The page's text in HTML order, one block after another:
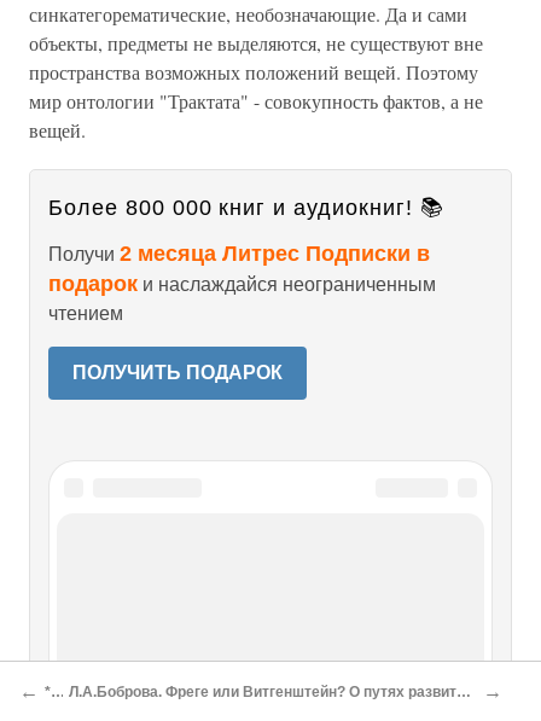
синкатегорематические, необозначающие. Да и сами
объекты, предметы не выделяются, не существуют вне
пространства возможных положений вещей. Поэтому
мир онтологии "Трактата" - совокупность фактов, а не
вещей.
Более 800 000 книг и аудиокниг! 📚
Получи 2 месяца Литрес Подписки в
подарок и наслаждайся неограниченным
чтением
ПОЛУЧИТЬ ПОДАРОК
← *** Л.А.Боброва. Фреге или Витгенштейн? О путях развития аналитической философии →